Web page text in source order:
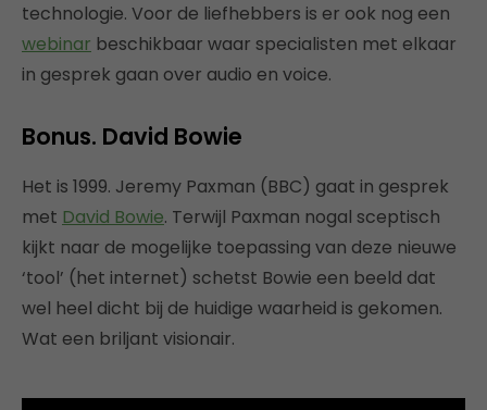
technologie. Voor de liefhebbers is er ook nog een
webinar beschikbaar waar specialisten met elkaar
in gesprek gaan over audio en voice.
Bonus. David Bowie
Het is 1999. Jeremy Paxman (BBC) gaat in gesprek
met David Bowie. Terwijl Paxman nogal sceptisch
kijkt naar de mogelijke toepassing van deze nieuwe
‘tool’ (het internet) schetst Bowie een beeld dat
wel heel dicht bij de huidige waarheid is gekomen.
Wat een briljant visionair.